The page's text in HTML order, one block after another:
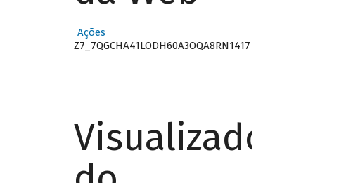
Ações
Z7_7QGCHA41LODH60A3OQA8RN1417
Visualizador